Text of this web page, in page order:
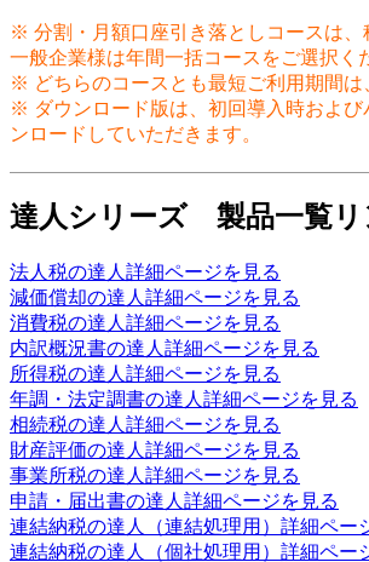
※ 分割・月額口座引き落としコースは、
一般企業様は年間一括コースをご選択く
※ どちらのコースとも最短ご利用期間は
※ ダウンロード版は、初回導入時および
ンロードしていただきます。
達人シリーズ 製品一覧リ
法人税の達人詳細ページを見る
減価償却の達人詳細ページを見る
消費税の達人詳細ページを見る
内訳概況書の達人詳細ページを見る
所得税の達人詳細ページを見る
年調・法定調書の達人詳細ページを見る
相続税の達人詳細ページを見る
財産評価の達人詳細ページを見る
事業所税の達人詳細ページを見る
申請・届出書の達人詳細ページを見る
連結納税の達人（連結処理用）詳細ペー
連結納税の達人（個社処理用）詳細ペー